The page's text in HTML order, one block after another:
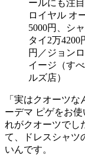
ールにも注
ロイヤル オ
5000円、シ
タイ2万
円／ジョン
イージ（す
ルズ店）
「実はクオーツ
ーデマ ピゲをお
れがクオーツでし
て、ドレスシャツ
いんです。